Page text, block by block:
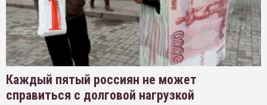
Каждый пятый россиян не может
справиться с долговой нагрузкой